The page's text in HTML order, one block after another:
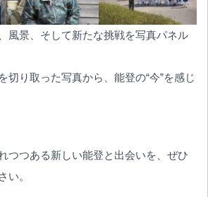
風景、そして新たな挑戦を写真パネル
切り取った写真から、能登の“今”を感じ
つつある新しい能登と出会いを、ぜひ
い。